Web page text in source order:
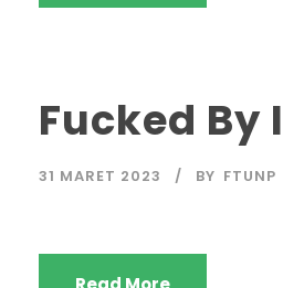
Fucked By
31 MARET 2023 BY FTUNP